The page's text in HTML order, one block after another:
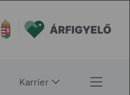
Karrier